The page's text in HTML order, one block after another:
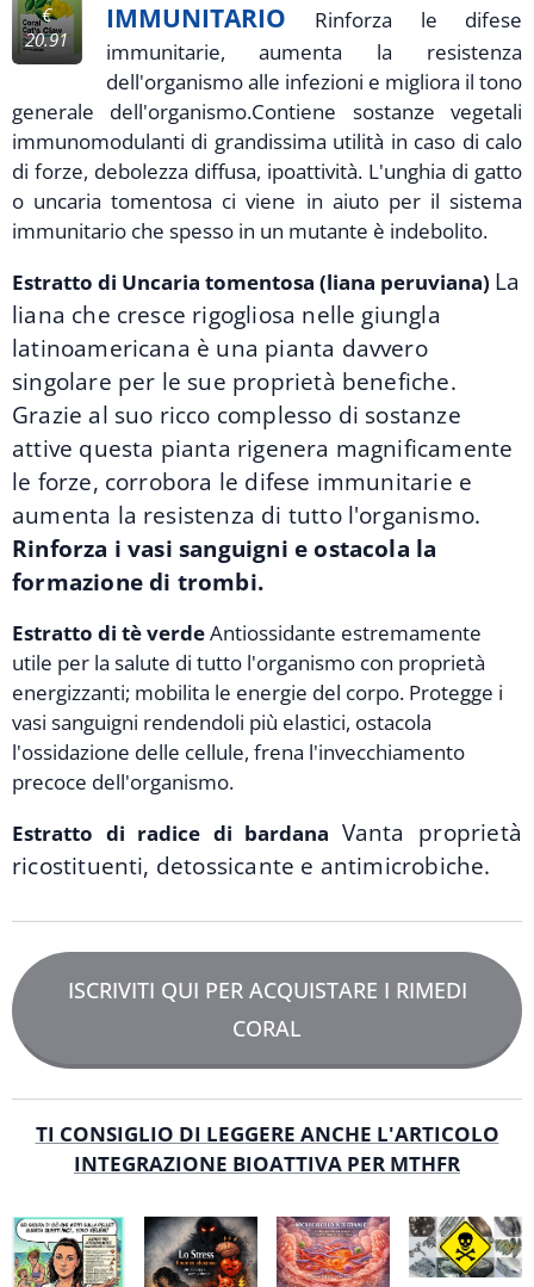
€
20.91
IMMUNITARIO
Rinforza le difese
immunitarie, aumenta la resistenza
dell'organismo alle infezioni e migliora il tono
generale dell'organismo.Contiene sostanze vegetali
immunomodulanti di grandissima utilità in caso di calo
di forze, debolezza diffusa, ipoattività. L'unghia di gatto
o uncaria tomentosa ci viene in aiuto per il sistema
immunitario che spesso in un mutante è indebolito.
Estratto di Uncaria tomentosa (liana peruviana) La
liana che cresce rigogliosa nelle giungla
latinoamericana è una pianta davvero
singolare per le sue proprietà benefiche.
Grazie al suo ricco complesso di sostanze
attive questa pianta rigenera magnificamente
le forze, corrobora le difese immunitarie e
aumenta la resistenza di tutto l'organismo.
Rinforza i vasi sanguigni e ostacola la
formazione di trombi.
Estratto di tè verdeAntiossidante estremamente
utile per la salute di tutto l'organismo con proprietà
energizzanti; mobilita le energie del corpo. Protegge i
vasi sanguigni rendendoli più elastici, ostacola
l'ossidazione delle cellule, frena l'invecchiamento
precoce dell'organismo.
Estratto di radice di bardana Vanta proprietà
ricostituenti, detossicante e antimicrobiche.
ISCRIVITI QUI PER ACQUISTARE I RIMEDI
CORAL
TI CONSIGLIO DI LEGGERE ANCHE L'ARTICOLO
INTEGRAZIONE BIOATTIVA PER MTHFR